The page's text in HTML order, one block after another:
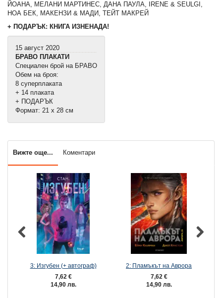
ЙОАНА, МЕЛАНИ МАРТИНЕС, ДАНА ПАУЛА, IRENE & SEULGI,
НОА БЕК, МАКЕНЗИ & МАДИ, ТЕЙТ МАКРЕЙ
+ ПОДАРЪК: КНИГА ИЗНЕНАДА!
15 август 2020
БРАВО ПЛАКАТИ
Специален брой на БРАВО
Обем на броя:
8 суперплаката
+ 14 плаката
+ ПОДАРЪК
Формат: 21 х 28 см
Вижте още... Коментари
3: Изгубен (+ автограф)
7,62 €
14,90 лв.
2: Пламъкът на Аврора
7,62 €
14,90 лв.